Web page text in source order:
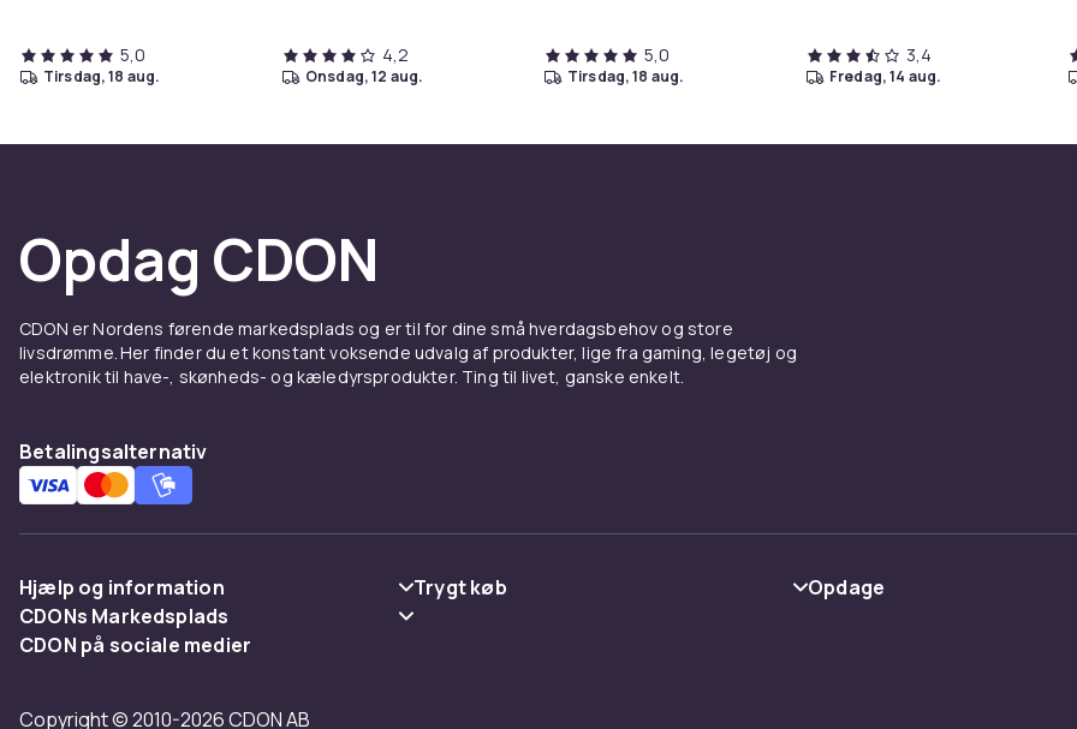
5,0
tirsdag, 18 aug.
4,2
onsdag, 12 aug.
5,0
tirsdag, 18 aug.
3,4
fredag, 14 aug.
Opdag CDON
CDON er Nordens førende markedsplads og er til for dine små hverdagsbehov og store
livsdrømme. Her finder du et konstant voksende udvalg af produkter, lige fra gaming, legetøj og
elektronik til have-, skønheds- og kæledyrsprodukter. Ting til livet, ganske enkelt.
Betalingsalternativ
Hjælp og information
Ofte stillede spørgsmål
Fortryd & returner her
Trygt køb
Opdage
CDONs Markedsplads
Merchant Help Center
CDON på sociale medier
Copyright © 2010-2026 CDON AB